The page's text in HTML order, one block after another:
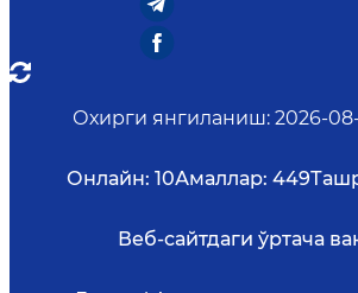
Охирги янгиланиш: 2026-
Онлайн: 10Амаллар: 449
Веб-сайтдаги ўртача